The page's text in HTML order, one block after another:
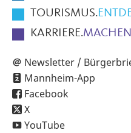
TOURISMUS.
KARRIERE.MACHEN
Newsletter /
Mannheim-App
Facebook
X
YouTube